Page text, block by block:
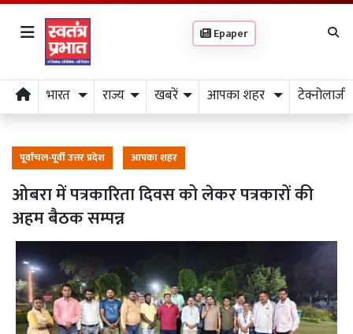
Epaper
भारत राज्य खबरें आपका शहर टेक्नोलाजी
पूर्वांचल-पूर्वी उत्तर प्रदेश आपका शहर
ओबरा में पत्रकारिता दिवस को लेकर पत्रकारों की
अहम बैठक सम्पन्न